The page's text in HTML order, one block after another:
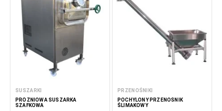
SUSZARKI
PRÓŻNIOWA SUSZARKA
SZAFKOWA
PRZENOŚNIKI
POCHYLONY PRZENOŚNIK
ŚLIMAKOWY